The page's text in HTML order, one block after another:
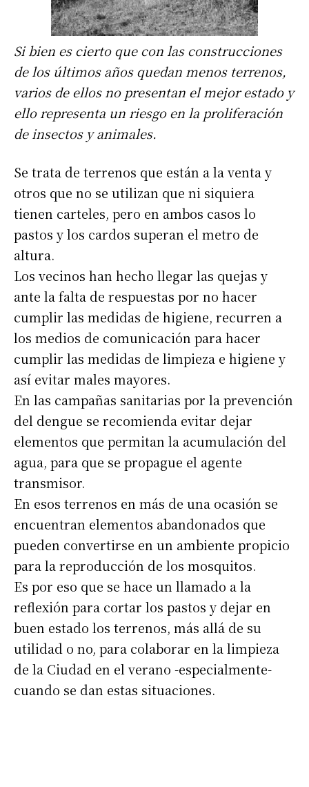
Si bien es cierto que con las construcciones
de los últimos años quedan menos terrenos,
varios de ellos no presentan el mejor estado y
ello representa un riesgo en la proliferación
de insectos y animales.
Se trata de terrenos que están a la venta y
otros que no se utilizan que ni siquiera
tienen carteles, pero en ambos casos lo
pastos y los cardos superan el metro de
altura.
Los vecinos han hecho llegar las quejas y
ante la falta de respuestas por no hacer
cumplir las medidas de higiene, recurren a
los medios de comunicación para hacer
cumplir las medidas de limpieza e higiene y
así evitar males mayores.
En las campañas sanitarias por la prevención
del dengue se recomienda evitar dejar
elementos que permitan la acumulación del
agua, para que se propague el agente
transmisor.
En esos terrenos en más de una ocasión se
encuentran elementos abandonados que
pueden convertirse en un ambiente propicio
para la reproducción de los mosquitos.
Es por eso que se hace un llamado a la
reflexión para cortar los pastos y dejar en
buen estado los terrenos, más allá de su
utilidad o no, para colaborar en la limpieza
de la Ciudad en el verano -especialmente-
cuando se dan estas situaciones.